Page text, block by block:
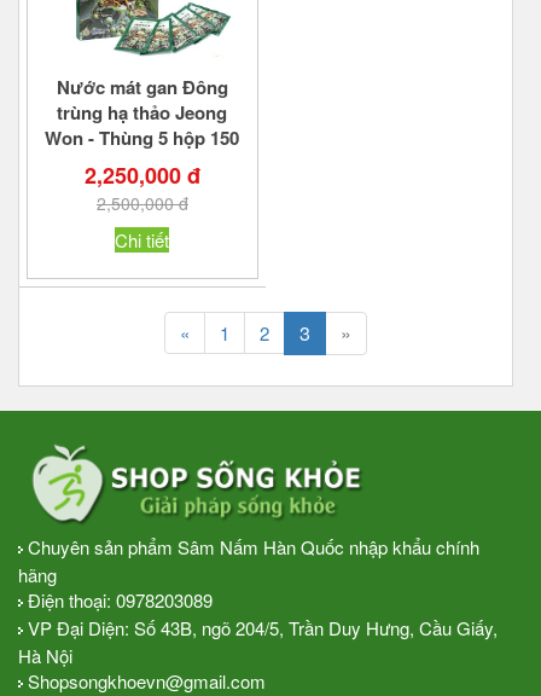
Nước mát gan Đông
trùng hạ thảo Jeong
Won - Thùng 5 hộp 150
gói
2,250,000 đ
2,500,000 đ
Chi tiết
« 1 2 3 »
Chuyên sản phẩm Sâm Nấm Hàn Quốc nhập khẩu chính
hãng
Điện thoại: 0978203089
VP Đại Diện: Số 43B, ngõ 204/5, Trần Duy Hưng, Cầu Giấy,
Hà Nội
Shopsongkhoevn@gmail.com